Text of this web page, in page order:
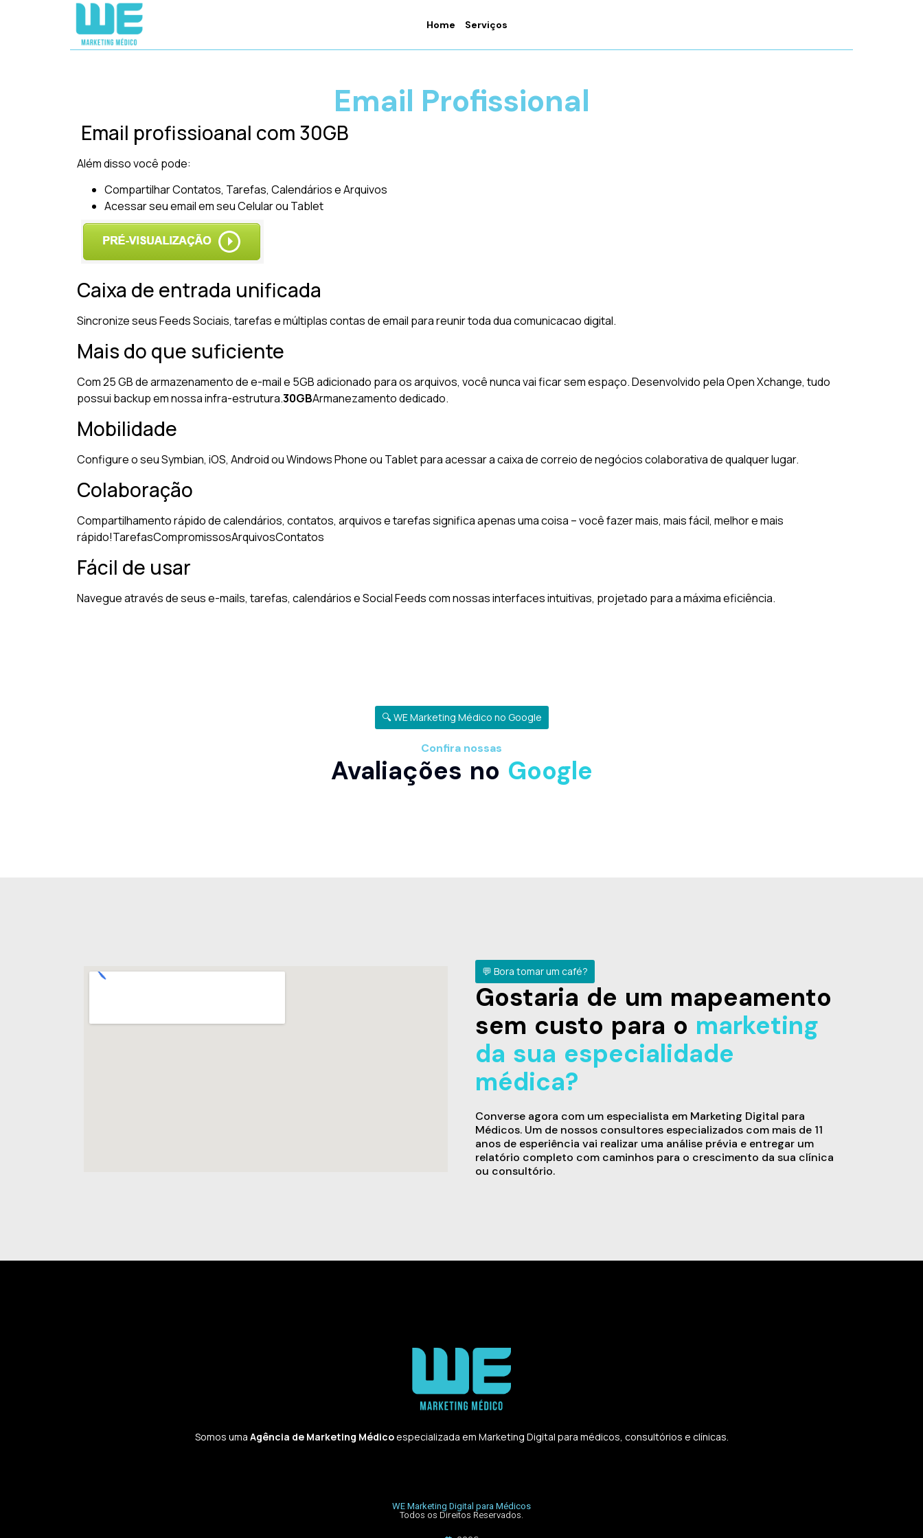
Home Serviços
Email Profissional
Email profissioanal com 30GB
Além disso você pode:
Compartilhar Contatos, Tarefas, Calendários e Arquivos
Acessar seu email em seu Celular ou Tablet
Caixa de entrada unificada
Sincronize seus Feeds Sociais, tarefas e múltiplas contas de email para reunir toda dua comunicacao digital.
Mais do que suficiente
Com 25 GB de armazenamento de e-mail e 5GB adicionado para os arquivos, você nunca vai ficar sem espaço. Desenvolvido pela Open Xchange, tudo
possui backup em nossa infra-estrutura.30GBArmanezamento dedicado.
Mobilidade
Configure o seu Symbian, iOS, Android ou Windows Phone ou Tablet para acessar a caixa de correio de negócios colaborativa de qualquer lugar.
Colaboração
Compartilhamento rápido de calendários, contatos, arquivos e tarefas significa apenas uma coisa – você fazer mais, mais fácil, melhor e mais
rápido!TarefasCompromissosArquivosContatos
Fácil de usar
Navegue através de seus e-mails, tarefas, calendários e Social Feeds com nossas interfaces intuitivas, projetado para a máxima eficiência.
🔍 WE Marketing Médico no Google
Confira nossas
Avaliações no Google
💬 Bora tomar um café?
Gostaria de um mapeamento
sem custo para o marketing
da sua especialidade
médica?
Converse agora com um especialista em Marketing Digital para
Médicos. Um de nossos consultores especializados com mais de 11
anos de esperiência vai realizar uma análise prévia e entregar um
relatório completo com caminhos para o crescimento da sua clínica
ou consultório.
Somos uma Agência de Marketing Médicoespecializada em Marketing Digital para médicos, consultórios e clínicas.
WE Marketing Digital para Médicos
Todos os Direitos Reservados.